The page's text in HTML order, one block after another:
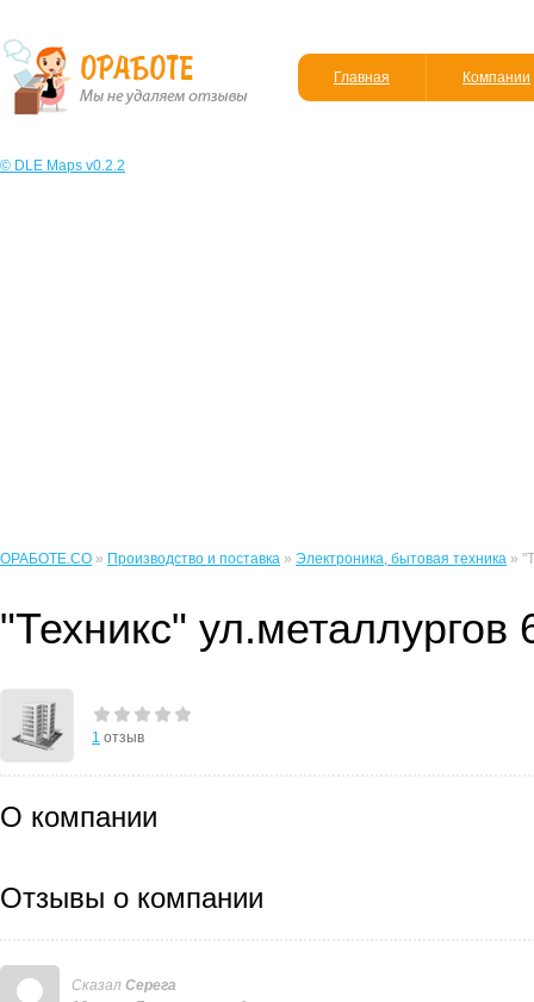
Главная Компании
© DLE Maps v0.2.2
ОРАБОТЕ.CO » Производство и поставка » Электроника, бытовая техника »
"Техникс" ул.металлургов
1 отзыв
О компании
Отзывы о компании
Сказал Серега